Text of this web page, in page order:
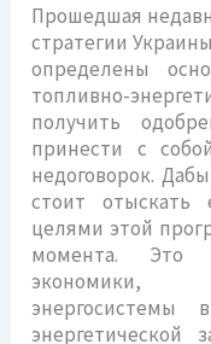
Прошедшая
стратегии
определены
топливно-
получить
принести с
недоговорок.
стоит
целями этой
момента. Это
экономики,
энергетической